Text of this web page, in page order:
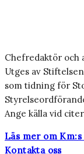
Chefredaktör och
Utges av
som tidning för
Ange källa vid
Läs mer om
Kontakta oss